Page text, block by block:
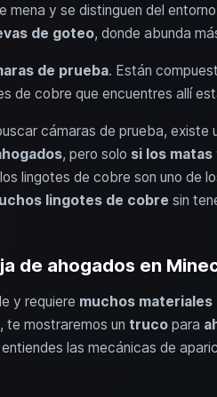
y se distinguen del
de goteo, donde abunda
de prueba. Están
de cobre que encuentres allí
cámaras de prueba,
, pero solo si los
lingotes de cobre son uno de
lingotes de cobre sin
de ahogados en
y requiere muchos
te mostraremos un trucopara
las mecánicas de